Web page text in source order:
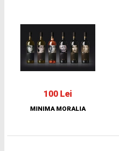
100 Lei
MINIMA MORALIA